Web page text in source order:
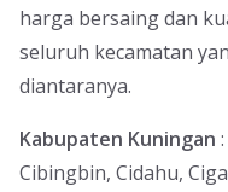
harga bersaing dan
seluruh kecamatan
diantaranya.
Kabupaten Kuningan
Cibingbin, Cidahu,